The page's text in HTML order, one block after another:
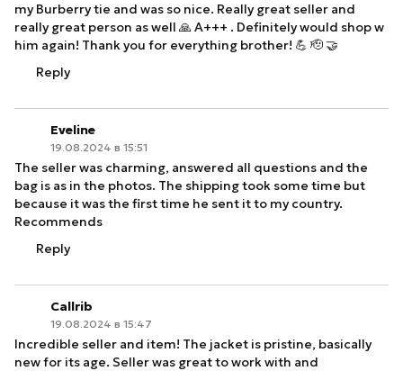
my Burberry tie and was so nice. Really great seller and
really great person as well 🙏 A+++ . Definitely would shop w
him again! Thank you for everything brother! 💪 🫡 🤝
Reply
Eveline
19.08.2024 в 15:51
The seller was charming, answered all questions and the
bag is as in the photos. The shipping took some time but
because it was the first time he sent it to my country.
Recommends
Reply
Callrib
19.08.2024 в 15:47
Incredible seller and item! The jacket is pristine, basically
new for its age. Seller was great to work with and